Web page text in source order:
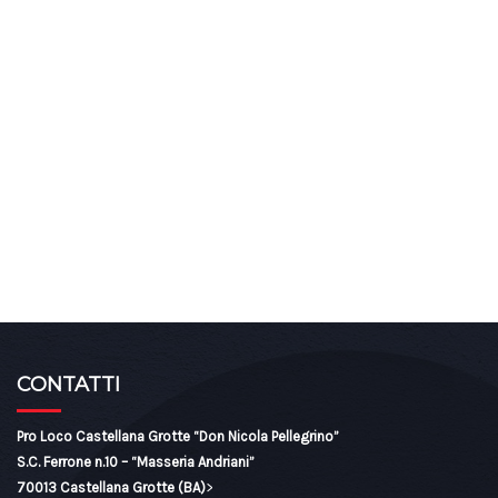
CONTATTI
Pro Loco Castellana Grotte “Don Nicola Pellegrino”
S.C. Ferrone n.10 – “Masseria Andriani”
70013 Castellana Grotte (BA)>